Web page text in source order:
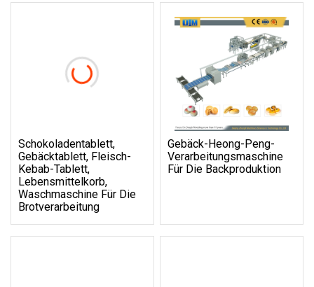
Schokoladentablett,
Gebäcktablett, Fleisch-
Kebab-Tablett,
Lebensmittelkorb,
Waschmaschine Für Die
Brotverarbeitung
Gebäck-Heong-Peng-
Verarbeitungsmaschine
Für Die Backproduktion